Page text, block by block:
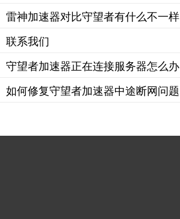
雷神加速器对比守望者有什么不一样
联系我们
守望者加速器正在连接服务器怎么办
如何修复守望者加速器中途断网问题